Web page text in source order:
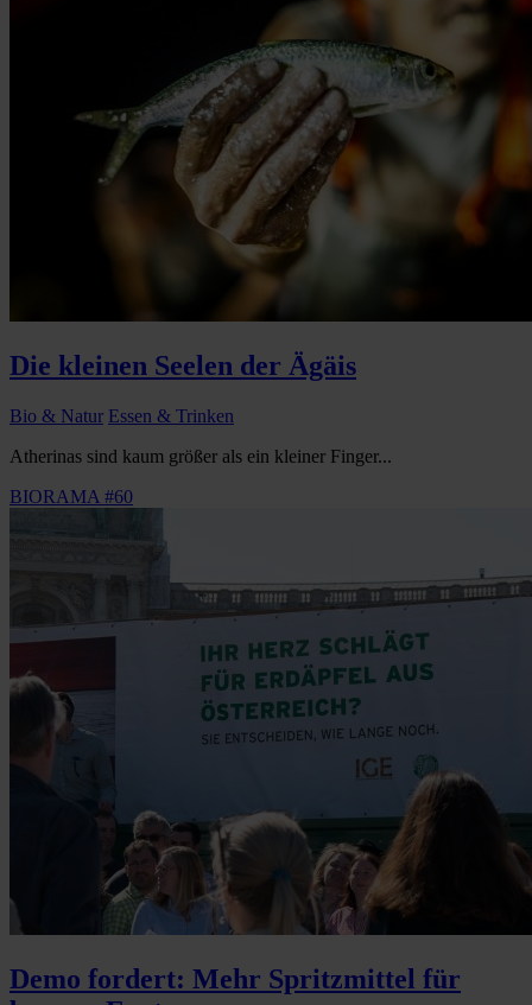
Die kleinen Seelen der Ägäis
Bio & Natur Essen & Trinken
Atherinas sind kaum größer als ein kleiner Finger...
BIORAMA #60
Demo fordert: Mehr Spritzmittel für